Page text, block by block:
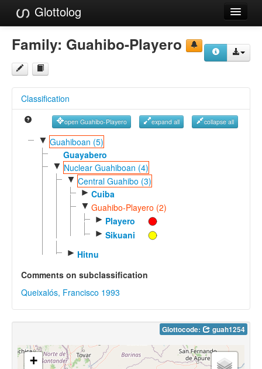
Glottolog
Languages
Families
References
Reference Search
GlottoScope
Family: Guahibo-Playero
Classification
open Guahibo-Playero expand all collapse all
▼ Guahiboan (5)
Guayabero
▼ Nuclear Guahiboan (4)
▼ Central Guahibo (3)
► Cuiba
▼ Guahibo-Playero (2)
► Playero
► Sikuani
► Hitnu
Comments on subclassification
Queixalós, Francisco 1993
Glottocode: guah1254
+